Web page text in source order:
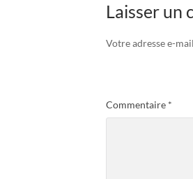
Laisser un
Votre adresse e-
Commentaire *